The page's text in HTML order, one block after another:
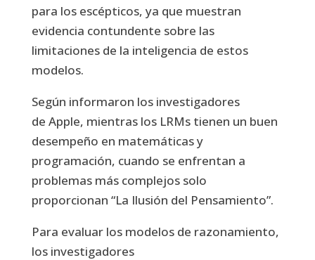
para los escépticos, ya que muestran
evidencia contundente sobre las
limitaciones de la inteligencia de estos
modelos.
Según informaron los investigadores
de Apple, mientras los LRMs tienen un buen
desempeño en matemáticas y
programación, cuando se enfrentan a
problemas más complejos solo
proporcionan “La Ilusión del Pensamiento”.
Para evaluar los modelos de razonamiento,
los investigadores